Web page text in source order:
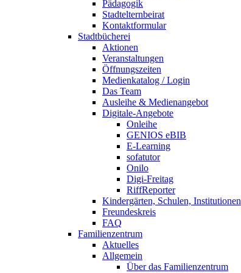
Pädagogik
Stadtelternbeirat
Kontaktformular
Stadtbücherei
Aktionen
Veranstaltungen
Öffnungszeiten
Medienkatalog / Login
Das Team
Ausleihe & Medienangebot
Digitale-Angebote
Onleihe
GENIOS eBIB
E-Learning
sofatutor
Onilo
Digi-Freitag
RiffReporter
Kindergärten, Schulen, Institutionen
Freundeskreis
FAQ
Familienzentrum
Aktuelles
Allgemein
Über das Familienzentrum